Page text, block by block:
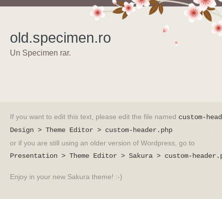
old.specimen.ro
Un Specimen rar.
If you want to edit this text, please edit the file named custom-
Design > Theme Editor > custom-header.php
or if you are still using an older version of Wordpress, go to
Presentation > Theme Editor > Sakura > custom-
Enjoy in your new Sakura theme! :-)